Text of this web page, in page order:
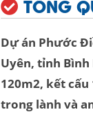
TỔNG
Dự án Phước
Uyên, tỉnh
120m2, kết
trong lành và